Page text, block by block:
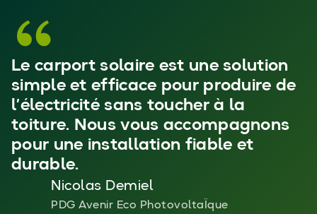
Le carport solaire est une solution
simple et efficace pour produire de
l’électricité sans toucher à la
toiture. Nous vous accompagnons
pour une installation fiable et
durable.
Nicolas Demiel
PDG Avenir Eco PhotovoltaÏque